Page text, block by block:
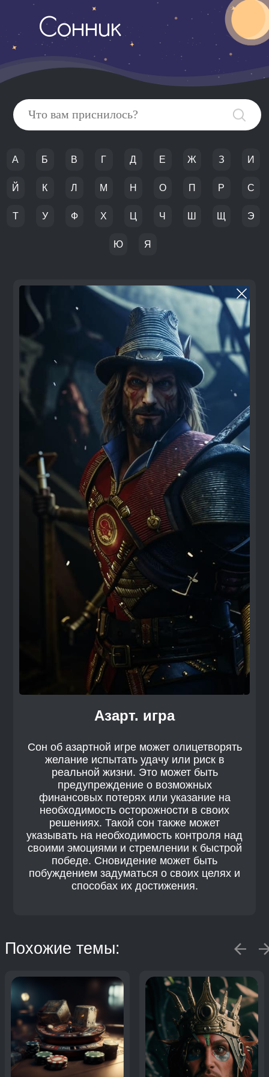
Сонник
А Б В Г Д Е Ж З И
Й К Л М Н О П Р С
Т У Ф Х Ц Ч Ш Щ Э
Ю Я
Азарт. игра
Сон об азартной игре может олицетворять
желание испытать удачу или риск в
реальной жизни. Это может быть
предупреждение о возможных
финансовых потерях или указание на
необходимость осторожности в своих
решениях. Такой сон также может
указывать на необходимость контроля над
своими эмоциями и стремлении к быстрой
победе. Сновидение может быть
побуждением задуматься о своих целях и
способах их достижения.
Похожие темы: